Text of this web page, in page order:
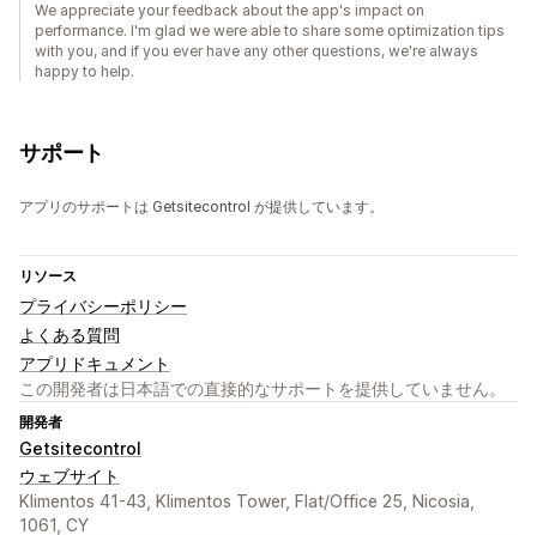
We appreciate your feedback about the app's impact on
performance. I'm glad we were able to share some optimization tips
with you, and if you ever have any other questions, we're always
happy to help.
サポート
アプリのサポートは Getsitecontrol が提供しています。
リソース
プライバシーポリシー
よくある質問
アプリドキュメント
この開発者は日本語での直接的なサポートを提供していません。
開発者
Getsitecontrol
ウェブサイト
Klimentos 41-43, Klimentos Tower, Flat/Office 25, Nicosia,
1061, CY